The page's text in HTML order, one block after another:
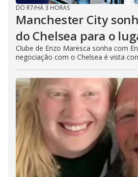
DO R7/HÁ 3 HORAS
Manchester City
do Chelsea para o
Clube de Enzo Maresca sonha com
negociação com o Chelsea é vista